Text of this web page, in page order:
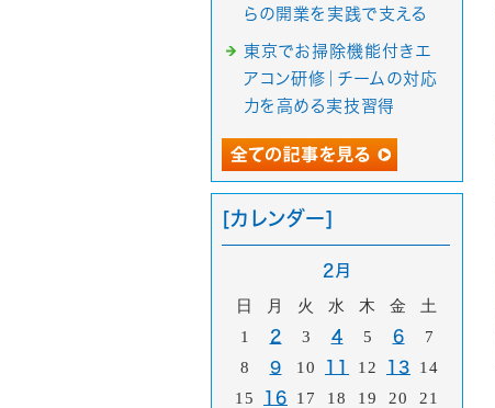
らの開業を実践で支える
東京でお掃除機能付きエ
アコン研修｜チームの対応
力を高める実技習得
[カレンダー]
2月
日 月 火 水 木 金
土
1
2 3 4 5 6
7
8
9 10 11 12 13
14
15
16 17 18 19 20
21